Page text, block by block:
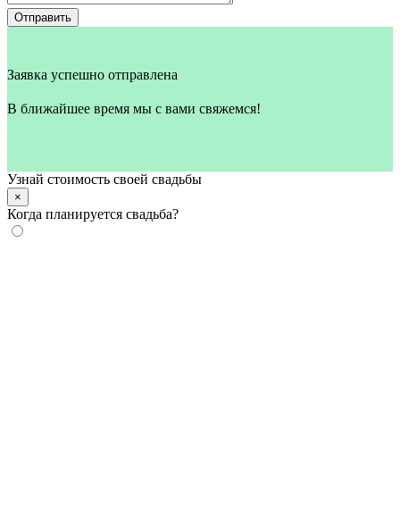
Отправить
Заявка успешно отправлена
В ближайшее время мы с вами свяжемся!
Узнай стоимость своей свадьбы
×
Когда планируется свадьба?